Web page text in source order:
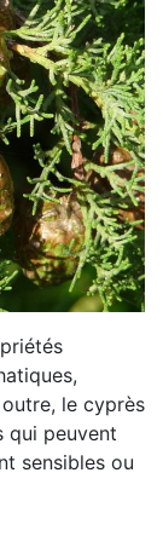
le cyprès
qui peuvent
sensibles ou